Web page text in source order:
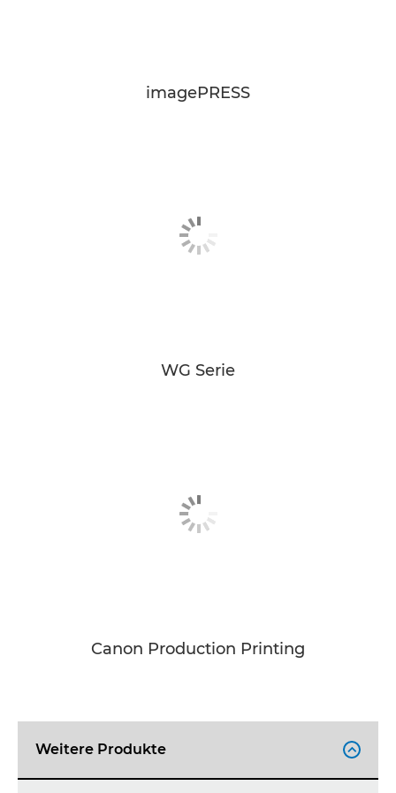
imagePRESS
WG Serie
Canon Production Printing
Weitere Produkte 